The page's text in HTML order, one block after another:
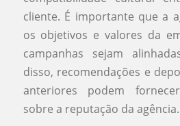
cliente. É importante que a
os objetivos e valores da
campanhas sejam
disso, recomendações e
anteriores podem
sobre a reputação da agência.